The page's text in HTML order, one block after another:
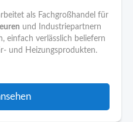
als Fachgroßhandel für
und Industriepartnern
einfach verlässlich beliefern
und Heizungsprodukten.